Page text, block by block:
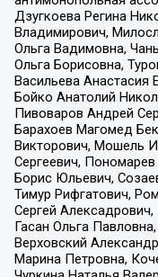
Дзугкоева Регина
Владимирович,
Ольга Вадимовна,
Ольга Борисовна,
Васильева Анастасия
Бойко Анатолий
Пивоваров Андрей
Барахоев Магомед
Викторович, Мошель
Сергеевич,
Борис Юльевич,
Тимур Рифгатович,
Сергей
Гасан Ольга
Верховский
Марина Петровна,